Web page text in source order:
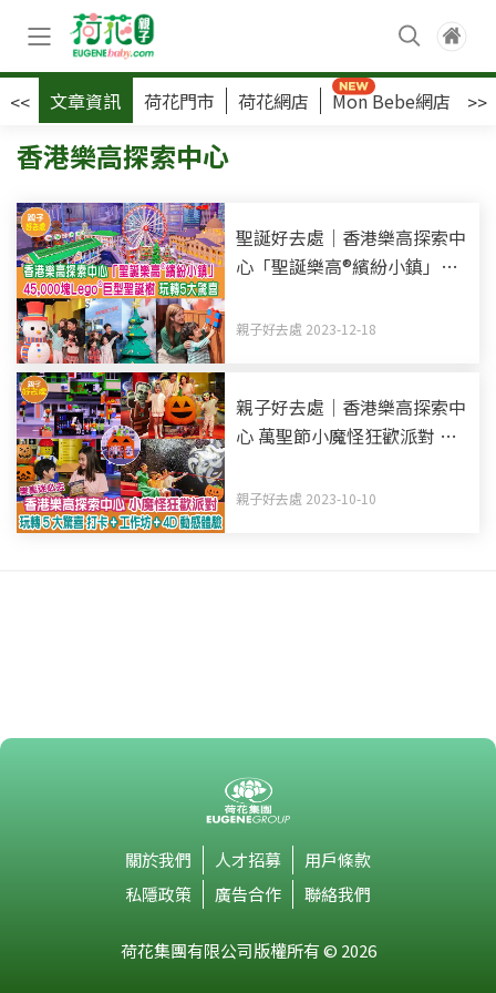
<< 文章資訊 荷花門市 荷花網店 Mon Bebe網店 >>
香港樂高探索中心
聖誕好去處｜香港樂高探索中
心「聖誕樂高®繽紛小鎮」
玩轉5大驚喜
親子好去處 2023-12-18
親子好去處｜香港樂高探索中
心 萬聖節小魔怪狂歡派對 打
親子好去處 2023-10-10
關於我們 人才招募
用戶條款
私隱政策
廣告合作 聯絡我們
荷花集團有限公司版權所有 © 2026